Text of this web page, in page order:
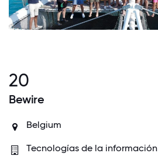
20
Bewire
Belgium
Tecnologías de la información